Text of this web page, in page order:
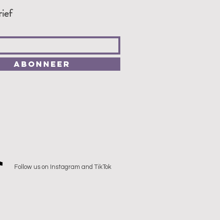
Abonneer
Follow us on Instagram and TikTok